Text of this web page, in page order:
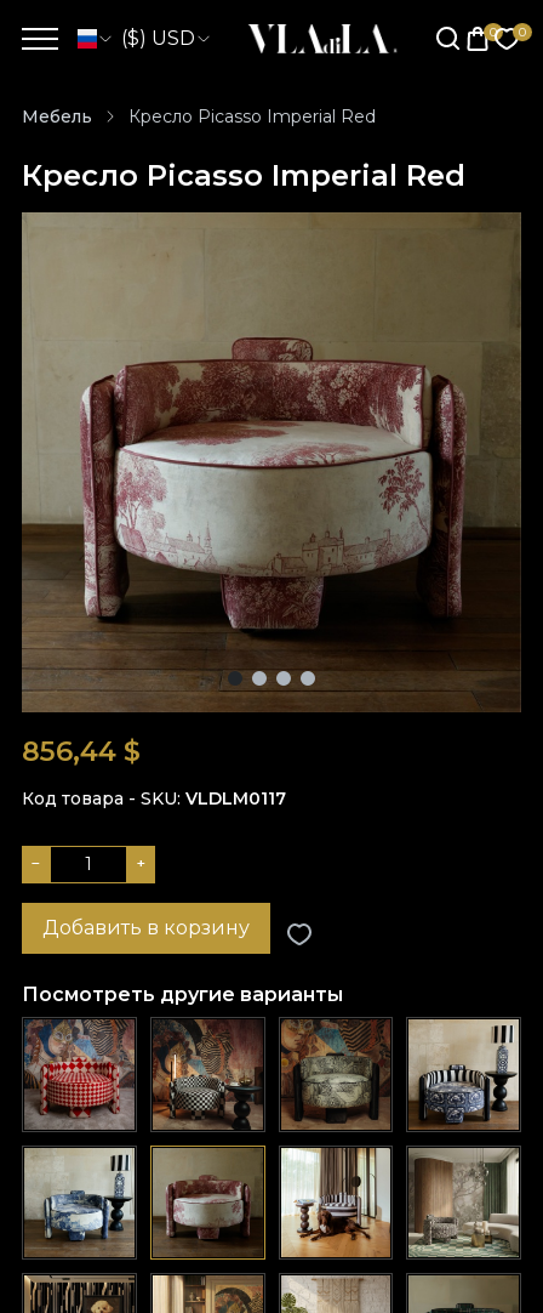
($) USD
Мебель Кресло Picasso Imperial Red
Кресло Picasso Imperial Red
856,44 $
Код товара - SKU VLDLM0117
− +
Добавить в корзину
Посмотреть другие варианты